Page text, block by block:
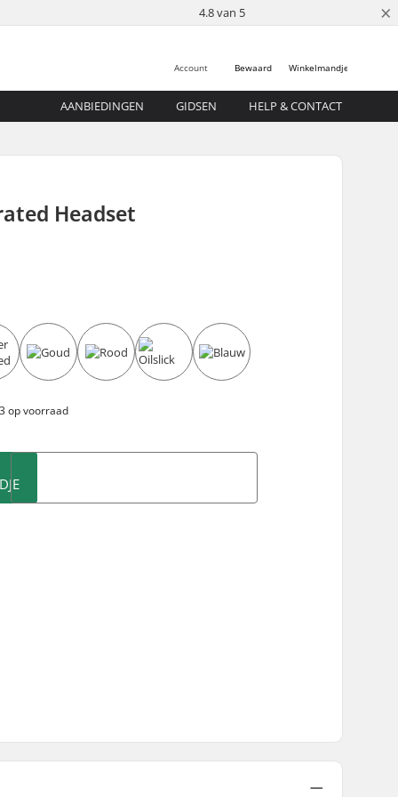
4.8 van 5 ×
Winkelmandje
Bewaard
Account
AANBIEDINGEN GIDSEN HELP & CONTACT
Headset
op voorraad